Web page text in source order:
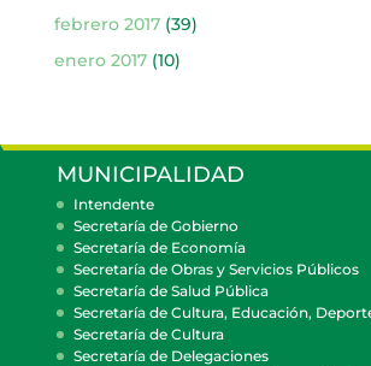
febrero 2017(39)
enero 2017(10)
MUNICIPALIDAD
Intendente
Secretaría de Gobierno
Secretaría de Economía
Secretaría de Obras y Servicios Públicos
Secretaría de Salud Pública
Secretaría de Cultura, Educación,
Secretaría de Cultura
Secretaría de Delegaciones